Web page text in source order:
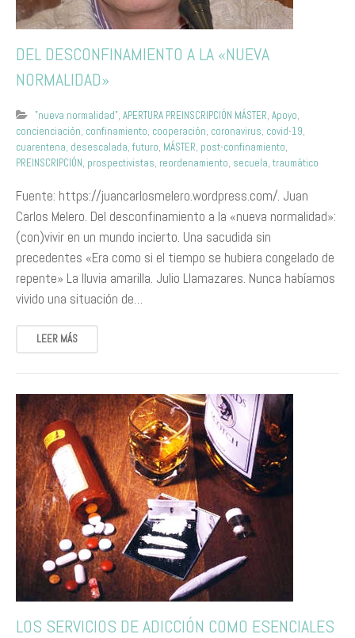
DEL DESCONFINAMIENTO A LA «NUEVA
NORMALIDAD»
"nueva normalidad", APERTURA PREINSCRIPCIÓN MÁSTER, Apoyo,
concienciación, confinamiento, cooperación, coronavirus, covid-19,
cuarentena, desescalada, futuro, MÁSTER, post-confinamiento,
PREINSCRIPCIÓN, prospectivistas, reordenamiento, secuela, traumático
Fuente: https://juancarlosmelero.wordpress.com/. Juan
Carlos Melero. Del desconfinamiento a la «nueva normalidad»:
(con)vivir en un mundo incierto. Una sacudida sin
precedentes «Era como si el tiempo se hubiera congelado de
repente» La lluvia amarilla. Julio Llamazares. Nunca habíamos
vivido una situación de…
LEER MÁS
LOS SERVICIOS DE ADICCIÓN COMO ESENCIALES